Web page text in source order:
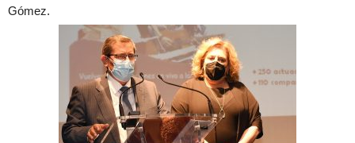
Gómez.